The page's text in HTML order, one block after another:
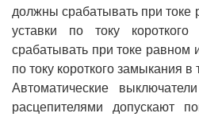
должны срабатывать при
уставки по току
срабатывать при токе равном
по току короткого замыкания в
Автоматические
расцепителями допускают